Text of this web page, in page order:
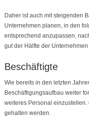
Daher ist auch mit steigenden
Unternehmen planen, in den
entsprechend anzupassen,
gut der Hälfte der
Beschäftigte
Wie bereits in den letzten
Beschäftigungsaufbau weiter
weiteres Personal
gehalten werden.